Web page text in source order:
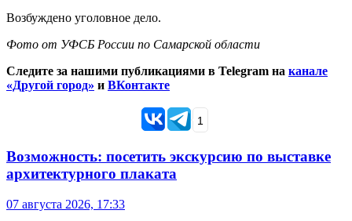
Возбуждено уголовное дело.
Фото от УФСБ России по Самарской области
Следите за нашими публикациями в Telegram на канале
«Другой город» и ВКонтакте
1
Возможность: посетить экскурсию по выставке
архитектурного плаката
07 августа 2026, 17:33